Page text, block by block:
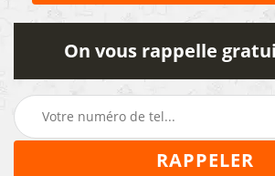
On vous rappelle